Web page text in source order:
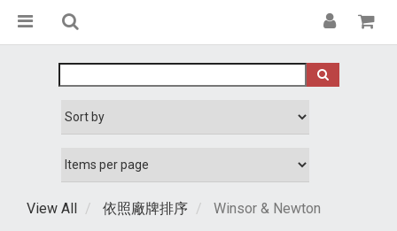
View All 依照廠牌排序 Winsor & Newton